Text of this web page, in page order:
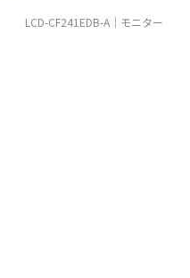
LCD-CF241EDB-A｜モニター